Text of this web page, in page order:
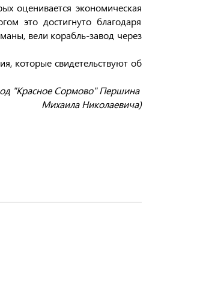
оценивается экономическая
это достигнуто благодаря
вели корабль-завод через
которые свидетельствуют об
д "Красное Сормово" Першина
Михаила Николаевича)